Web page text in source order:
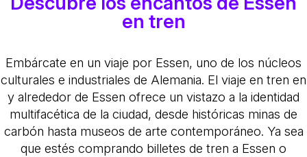
en tren
Embárcate en un viaje por Essen, uno de los núcleos
culturales e industriales de Alemania. El viaje en tren en
y alrededor de Essen ofrece un vistazo a la identidad
multifacética de la ciudad, desde históricas minas de
carbón hasta museos de arte contemporáneo. Ya sea
que estés comprando billetes de tren a Essen o